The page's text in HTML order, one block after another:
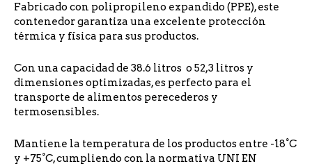
Fabricado con polipropileno expandido (PPE), este
contenedor garantiza una excelente protección
térmica y física para sus productos.
Con una capacidad de 38.6 litros o 52,3 litros y
dimensiones optimizadas, es perfecto para el
transporte de alimentos perecederos y
termosensibles.
Mantiene la temperatura de los productos entre -18°C
y +75°C, cumpliendo con la normativa UNI EN